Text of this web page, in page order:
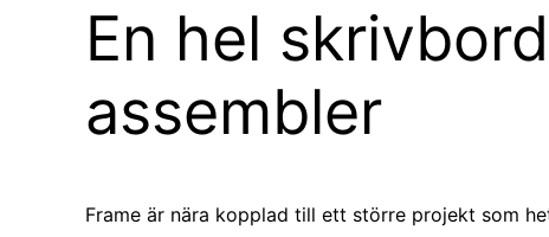
En hel
assembler
Frame är nära kopplad till ett större projekt som